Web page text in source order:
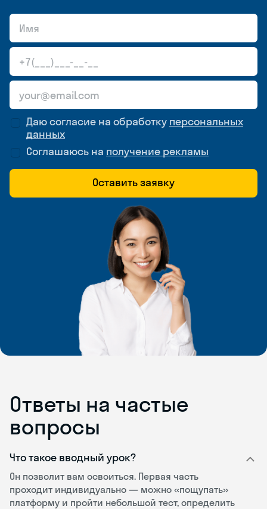
Даю согласие на обработку персональных
данных
Соглашаюсь на получение рекламы
Оставить заявку
Ответы на частые
вопросы
Что такое вводный урок?
Он позволит вам освоиться. Первая часть
проходит индивидуально — можно «пощупать»
платформу и пройти небольшой тест, определить